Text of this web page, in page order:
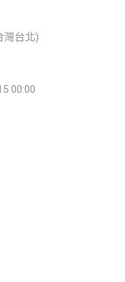
灣台北)
00:00